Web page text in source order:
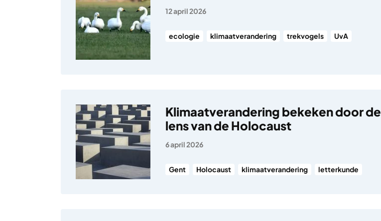
12 april 2026
ecologie klimaatverandering trekvogels UvA
Klimaatverandering bekeken door de
lens van de Holocaust
6 april 2026
Gent Holocaust klimaatverandering letterkunde